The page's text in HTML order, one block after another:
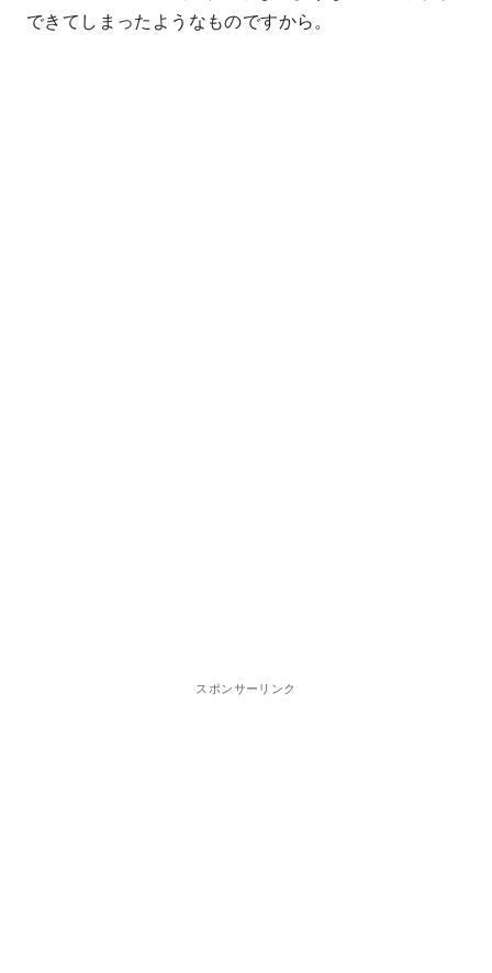
できてしまったようなものですから。
スポンサーリンク